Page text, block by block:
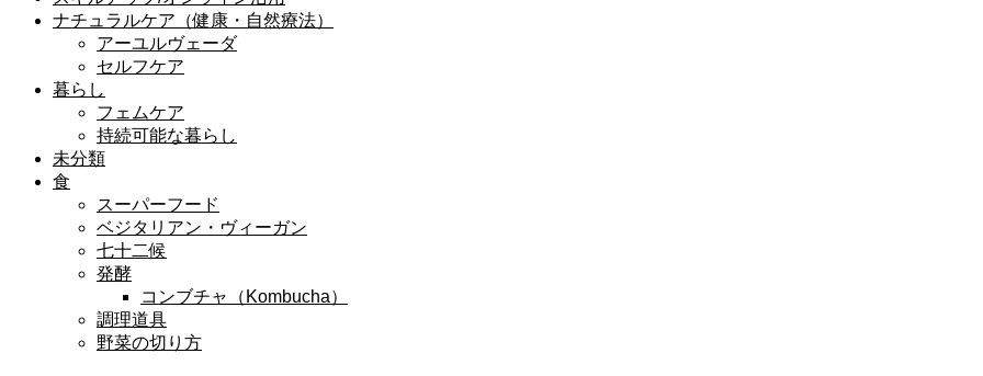
ナチュラルケア（健康・自然療法）
アーユルヴェーダ
セルフケア
暮らし
フェムケア
持続可能な暮らし
未分類
食
スーパーフード
ベジタリアン・ヴィーガン
七十二候
発酵
コンブチャ（Kombucha）
調理道具
野菜の切り方